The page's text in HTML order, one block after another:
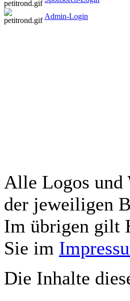
Admin-Login
Alle Logos und
der jeweiligen
Im übrigen gilt
Sie im
Die Inhalte